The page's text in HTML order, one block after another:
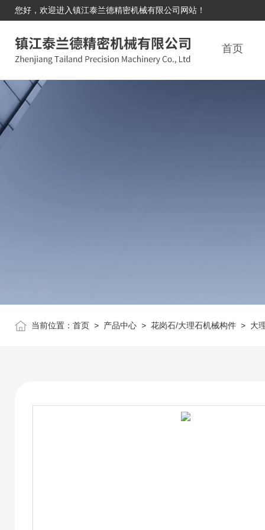
您好，欢迎进入镇江泰兰德精密机械有限公司网站！
首页
当前位置： 首页 > 产品中心 > 花岗石/大理石机械构件 > 大